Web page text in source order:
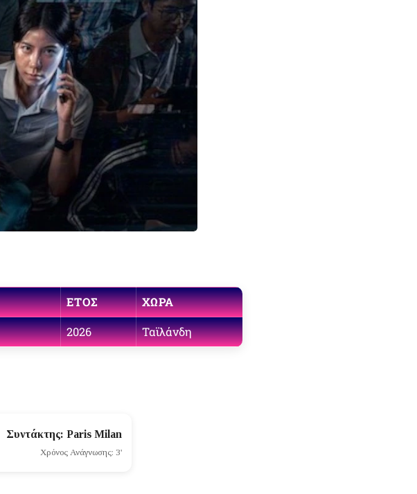
ΈΤΟΣ ΧΏΡΑ
2026 Ταϊλάνδη
Συντάκτης: Paris Milan
Χρόνος Ανάγνωσης: 3'